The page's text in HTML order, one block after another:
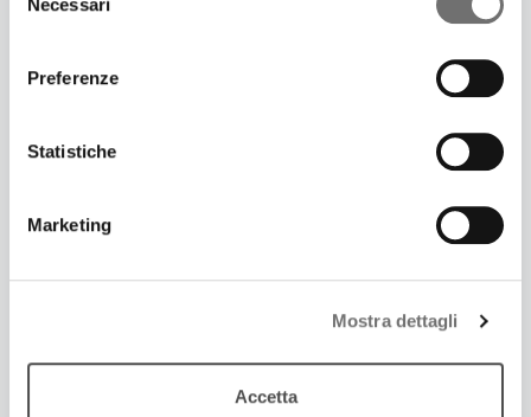
del
Preferenze
Statistiche
Marketing
Mostra dettagli
Accetta